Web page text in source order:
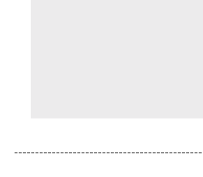
---------------------------------------------